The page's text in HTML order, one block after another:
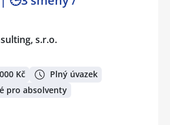
s.r.o.
Kč
Plný úvazek
pro absolventy